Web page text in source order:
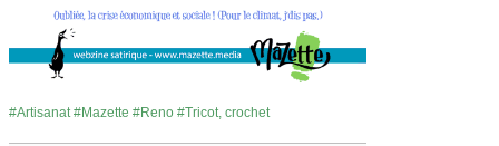
Artisanat Mazette Reno Tricot, crochet